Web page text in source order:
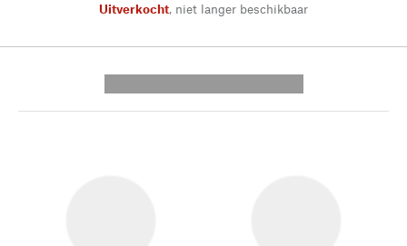
Uitverkocht, niet langer beschikbaar